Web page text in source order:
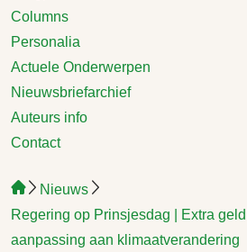
Columns
Personalia
Actuele Onderwerpen
Nieuwsbriefarchief
Auteurs info
Contact
Nieuws
Regering op Prinsjesdag | Extra
aanpassing aan klimaatverandering